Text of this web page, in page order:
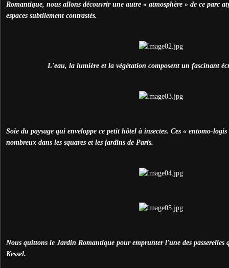
Romantique, nous allons découvrir une autre « atmosphère » de ce parc
espaces subtilement contrastés.
L'eau, la lumière et la végétation composent un fascinant
Soie du paysage qui enveloppe ce petit hôtel à insectes. Ces « entomo-
nombreux dans les squares et les jardins de Paris.
Nous quittons le Jardin Romantique pour emprunter l'une des passerelles
Kessel.